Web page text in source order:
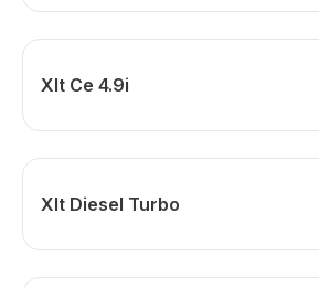
Xlt Ce 4.9i
Xlt Diesel Turbo